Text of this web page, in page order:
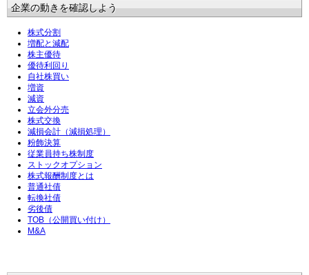
企業の動きを確認しよう
株式分割
増配と減配
株主優待
優待利回り
自社株買い
増資
減資
立会外分売
株式交換
減損会計（減損処理）
粉飾決算
従業員持ち株制度
ストックオプション
株式報酬制度とは
普通社債
転換社債
劣後債
TOB（公開買い付け）
M&A